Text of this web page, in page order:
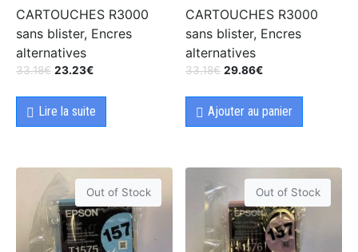
CARTOUCHES R3000
sans blister, Encres
alternatives
33.18€ 23.23€
Lire la suite
CARTOUCHES R3000
sans blister, Encres
alternatives
33.18€ 29.86€
Ajouter au panier
Out of Stock Out of Stock